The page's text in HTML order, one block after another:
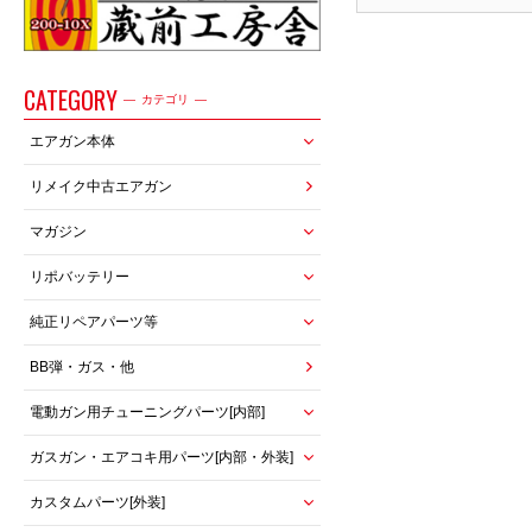
CATEGORY カテゴリ
エアガン本体
リメイク中古エアガン
マガジン
リポバッテリー
純正リペアパーツ等
BB弾・ガス・他
電動ガン用チューニングパーツ[内部]
ガスガン・エアコキ用パーツ[内部・外装]
カスタムパーツ[外装]